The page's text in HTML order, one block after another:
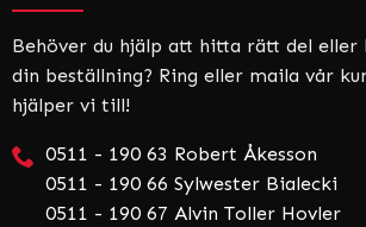
Behöver du hjälp att hitta rätt del eller
din beställning? Ring eller maila vår
hjälper vi till!
0511 - 190 63 Robert Åkesson
0511 - 190 66 Sylwester Bialecki
0511 - 190 67 Alvin Toller Hovler